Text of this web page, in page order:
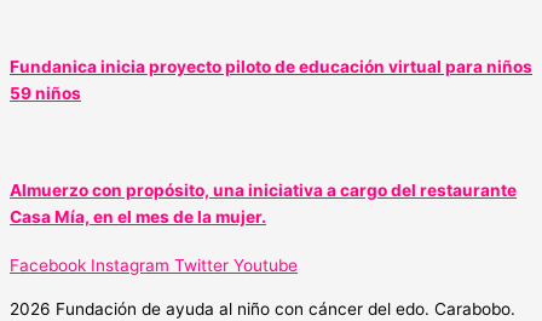
Fundanica inicia proyecto piloto de educación virtual para niños
59 niños
Almuerzo con propósito, una iniciativa a cargo del restaurante
Casa Mía, en el mes de la mujer.
Facebook Instagram Twitter Youtube
2026 Fundación de ayuda al niño con cáncer del edo. Carabobo.